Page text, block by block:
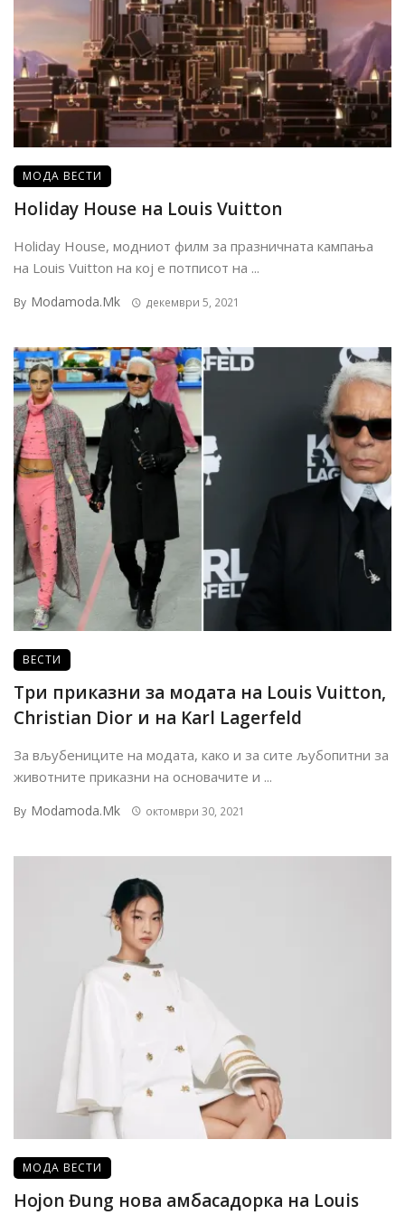
МОДА ВЕСТИ
Holiday House на Louis Vuitton
Holiday House, модниот филм за празничната кампања
на Louis Vuitton на кој е потписот на ...
By Modamoda.mk декември 5, 2021
ВЕСТИ
Три приказни за модата на Louis Vuitton,
Christian Dior и на Karl Lagerfeld
За вљубениците на модата, како и за сите љубопитни за
животните приказни на основачите и ...
By Modamoda.mk октомври 30, 2021
МОДА ВЕСТИ
Hojon Đung нова амбасадорка на Louis